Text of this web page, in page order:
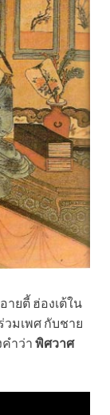
ยตี้ ฮ่องเต้ใน
มเพศ กับชาย
ำว่า พิศวาศ